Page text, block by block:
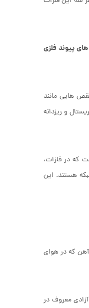
‌های پیوند فلزی
‌هایی مانند
و ریزدانه
که در فلزات،
هستند. این
که در هوای
معروف در